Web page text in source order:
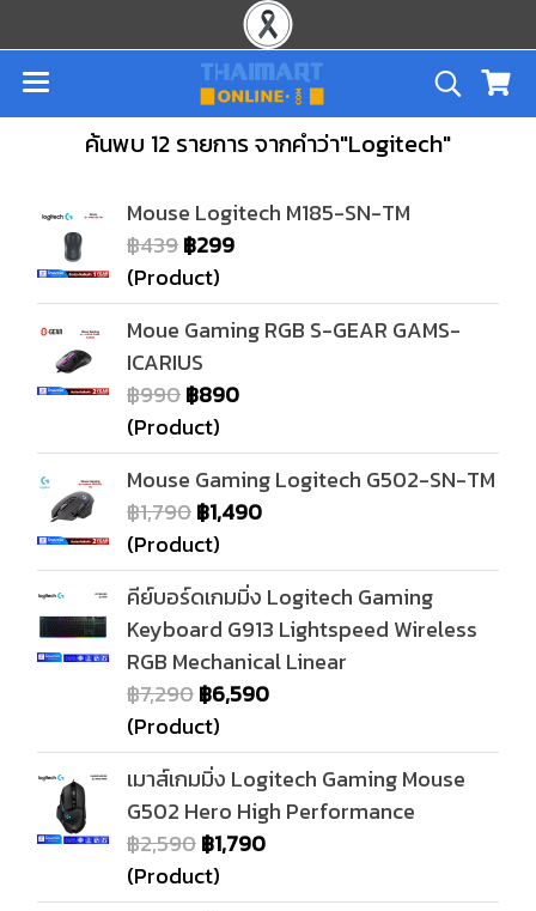
ค้นพบ 12 รายการ จากคำว่า"Logitech"
Mouse Logitech M185-SN-TM
฿439฿299
(Product)
Moue Gaming RGB S-GEAR GAMS-
ICARIUS
฿990฿890
(Product)
Mouse Gaming Logitech G502-SN-TM
฿1,790฿1,490
(Product)
คีย์บอร์ดเกมมิ่ง Logitech Gaming
Keyboard G913 Lightspeed Wireless
RGB Mechanical Linear
฿7,290฿6,590
(Product)
เมาส์เกมมิ่ง Logitech Gaming Mouse
G502 Hero High Performance
฿2,590฿1,790
(Product)